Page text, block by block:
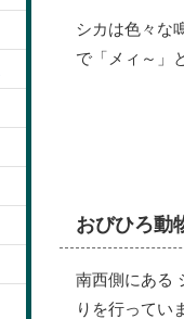
シカは色々な
で「メィ～」
おびひろ動
南西側にある
りを行ってい